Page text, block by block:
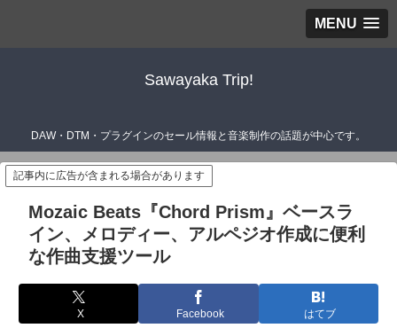
MENU
Sawayaka Trip!
DAW・DTM・プラグインのセール情報と音楽制作の話題が中心です。
記事内に広告が含まれる場合があります
Mozaic Beats『Chord Prism』ベースラ
イン、メロディー、アルペジオ作成に便利
な作曲支援ツール
X Facebook はてブ